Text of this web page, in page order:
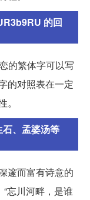
的回
的繁体字可以写
的对照表在一定
、孟婆汤等
邃而富有诗意的
“忘川河畔，是谁